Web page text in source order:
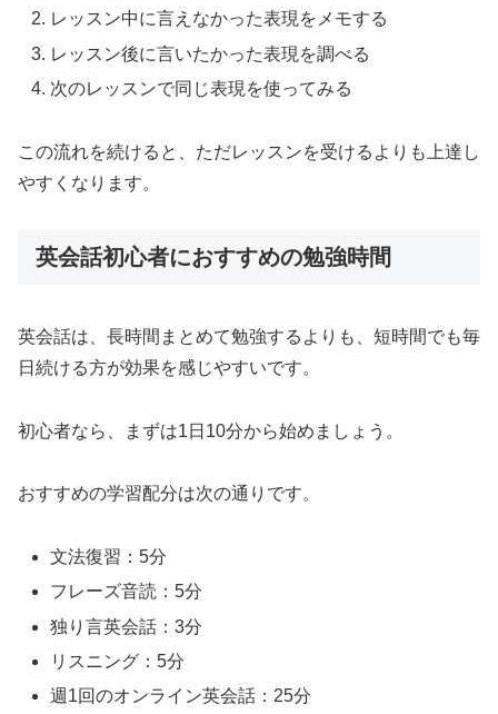
レッスン中に言えなかった表現をメモする
レッスン後に言いたかった表現を調べる
次のレッスンで同じ表現を使ってみる
この流れを続けると、ただレッスンを受けるよりも上達し
やすくなります。
英会話初心者におすすめの勉強時間
英会話は、長時間まとめて勉強するよりも、短時間でも毎
日続ける方が効果を感じやすいです。
初心者なら、まずは1日10分から始めましょう。
おすすめの学習配分は次の通りです。
文法復習：5分
フレーズ音読：5分
独り言英会話：3分
リスニング：5分
週1回のオンライン英会話：25分